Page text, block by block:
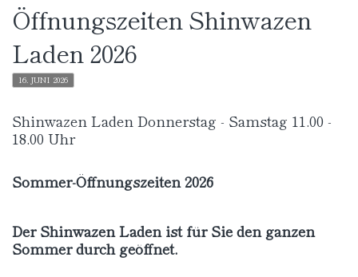
content
Öffnungszeiten Shinwazen
Laden 2026
16. JUNI 2026
Shinwazen Laden Donnerstag - Samstag 11.00 -
18.00 Uhr
Sommer-Öffnungszeiten 2026
Der Shinwazen Laden ist für Sie den ganzen
Sommer durch geöffnet.